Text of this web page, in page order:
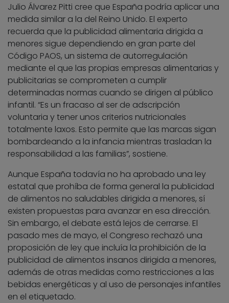
Julio Álvarez Pitti cree que España podría aplicar una
medida similar a la del Reino Unido. El experto
recuerda que la publicidad alimentaria dirigida a
menores sigue dependiendo en gran parte del
Código PAOS, un sistema de autorregulación
mediante el que las propias empresas alimentarias y
publicitarias se comprometen a cumplir
determinadas normas cuando se dirigen al público
infantil. “Es un fracaso al ser de adscripción
voluntaria y tener unos criterios nutricionales
totalmente laxos. Esto permite que las marcas sigan
bombardeando a la infancia mientras trasladan la
responsabilidad a las familias”, sostiene.
Aunque España todavía no ha aprobado una ley
estatal que prohíba de forma general la publicidad
de alimentos no saludables dirigida a menores, sí
existen propuestas para avanzar en esa dirección.
Sin embargo, el debate está lejos de cerrarse. El
pasado mes de mayo, el Congreso rechazó una
proposición de ley que incluía la prohibición de la
publicidad de alimentos insanos dirigida a menores,
además de otras medidas como restricciones a las
bebidas energéticas y al uso de personajes infantiles
en el etiquetado.